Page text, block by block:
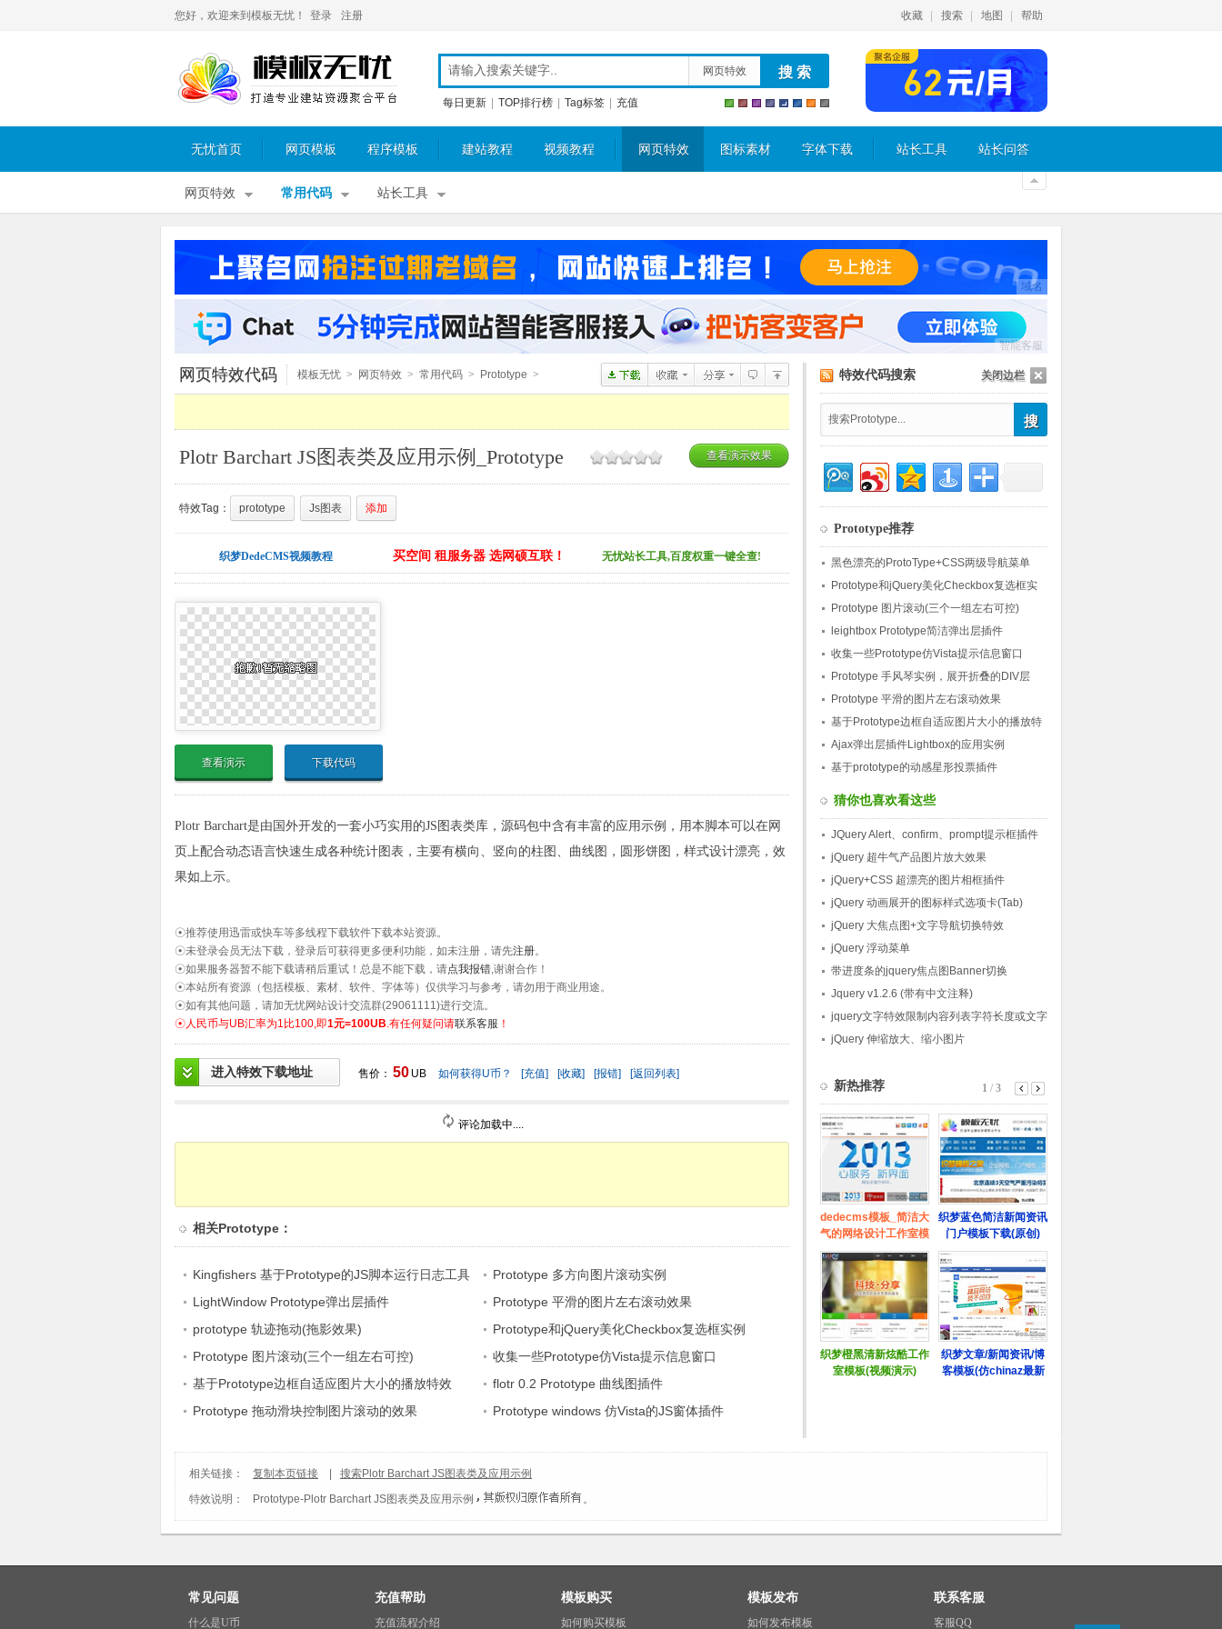
您好，欢迎来到模板无忧！ 登录 注册 收藏 搜索 地图 帮助
网页特效
每日更新 TOP排行榜 Tag标签 充值
无忧首页 网页模板 程序模板 建站教程 视频教程 网页特效 图标素材 字体下载 站长工具 站长问答
网页特效 常用代码 站长工具
域名
智能客服
关闭边栏
网页特效代码 模板无忧 > 网页特效 > 常用代码 > Prototype >
Plotr Barchart JS图表类及应用示例_Prototype 查看演示效果
特效Tag： prototype Js图表 添加
织梦DedeCMS视频教程 买空间 租服务器 选网硕互联！ 无忧站长工具,百度权重一键全查!
查看演示 下载代码
Plotr Barchart是由国外开发的一套小巧实用的JS图表类库，源码包中含有丰富的应用示例，用本脚本可以在网
页上配合动态语言快速生成各种统计图表，主要有横向、竖向的柱图、曲线图，圆形饼图，样式设计漂亮，效
果如上示。
☉推荐使用迅雷或快车等多线程下载软件下载本站资源。
☉未登录会员无法下载，登录后可获得更多便利功能，如未注册，请先注册。
☉如果服务器暂不能下载请稍后重试！总是不能下载，请点我报错,谢谢合作！
☉本站所有资源（包括模板、素材、软件、字体等）仅供学习与参考，请勿用于商业用途。
☉如有其他问题，请加无忧网站设计交流群(29061111)进行交流。
☉人民币与UB汇率为1比100,即1元=100UB.有任何疑问请联系客服 ！
进入特效下载地址 售价： 50 UB 如何获得U币？ [充值] [收藏] [报错] [返回列表]
评论加载中....
相关Prototype ：
Kingfishers 基于Prototype的JS脚本运行日志工具
Prototype 多方向图片滚动实例
LightWindow Prototype弹出层插件
Prototype 平滑的图片左右滚动效果
prototype 轨迹拖动(拖影效果)
Prototype和jQuery美化Checkbox复选框实例
Prototype 图片滚动(三个一组左右可控)
收集一些Prototype仿Vista提示信息窗口
基于Prototype边框自适应图片大小的播放特效
flotr 0.2 Prototype 曲线图插件
Prototype 拖动滑块控制图片滚动的效果
Prototype windows 仿Vista的JS窗体插件
特效代码搜索
Prototype推荐
黑色漂亮的ProtoType+CSS两级导航菜单
Prototype和jQuery美化Checkbox复选框实
例
Prototype 图片滚动(三个一组左右可控)
leightbox Prototype简洁弹出层插件
收集一些Prototype仿Vista提示信息窗口
Prototype 手风琴实例，展开折叠的DIV层
Prototype 平滑的图片左右滚动效果
基于Prototype边框自适应图片大小的播放特
效
Ajax弹出层插件Lightbox的应用实例
基于prototype的动感星形投票插件
猜你也喜欢看这些
JQuery Alert、confirm、prompt提示框插件
jQuery 超牛气产品图片放大效果
jQuery+CSS 超漂亮的图片相框插件
jQuery 动画展开的图标样式选项卡(Tab)
jQuery 大焦点图+文字导航切换特效
jQuery 浮动菜单
带进度条的jquery焦点图Banner切换
Jquery v1.2.6 (带有中文注释)
jquery文字特效限制内容列表字符长度或文字
个数
jQuery 伸缩放大、缩小图片
相关链接： 复制本页链接
搜索Plotr Barchart JS图表类及应用示例
特效说明：
Prototype-Plotr Barchart JS图表类及应用示例 。
常见问题
什么是U币
充值帮助
充值流程介绍
模板购买
如何购买模板
模板发布
如何发布模板
联系客服
客服QQ